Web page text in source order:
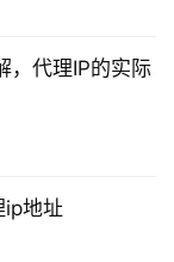
，代理IP的实际
地址